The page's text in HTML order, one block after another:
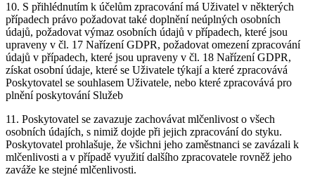
10. S přihlédnutím k účelům zpracování má Uživatel v některých
případech právo požadovat také doplnění neúplných osobních
údajů, požadovat výmaz osobních údajů v případech, které jsou
upraveny v čl. 17 Nařízení GDPR, požadovat omezení zpracování
údajů v případech, které jsou upraveny v čl. 18 Nařízení GDPR,
získat osobní údaje, které se Uživatele týkají a které zpracovává
Poskytovatel se souhlasem Uživatele, nebo které zpracovává pro
plnění poskytování Služeb
11. Poskytovatel se zavazuje zachovávat mlčenlivost o všech
osobních údajích, s nimiž dojde při jejich zpracování do styku.
Poskytovatel prohlašuje, že všichni jeho zaměstnanci se zavázali k
mlčenlivosti a v případě využití dalšího zpracovatele rovněž jeho
zaváže ke stejné mlčenlivosti.